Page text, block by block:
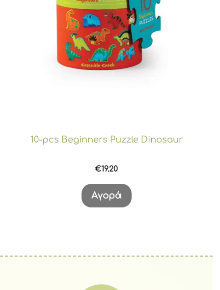
10-pcs Beginners Puzzle Dinosaur
€19.20
Αγορά